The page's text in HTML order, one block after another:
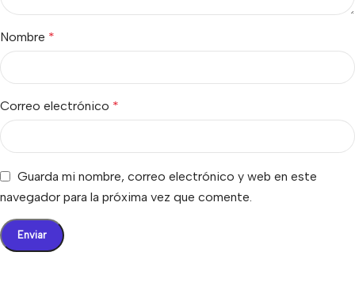
Nombre *
Correo electrónico *
Guarda mi nombre, correo electrónico y web en este
navegador para la próxima vez que comente.